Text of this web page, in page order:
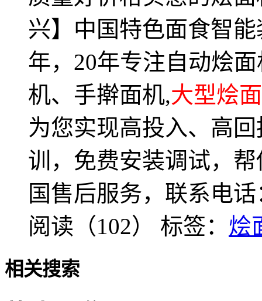
兴】中国特色面食智
年，20年专注自动烩
机、手擀面机,大型烩
为您实现高投入、高
训，免费安装调试，
国售后服务，联系电话
阅读（102） 标签： 烩
相关搜索